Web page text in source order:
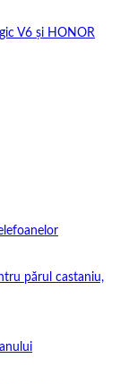
V6 și HONOR
părul castaniu,